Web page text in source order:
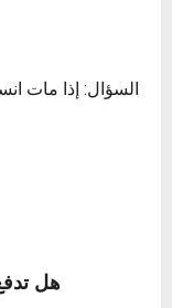
السؤال: إذا مات
هل